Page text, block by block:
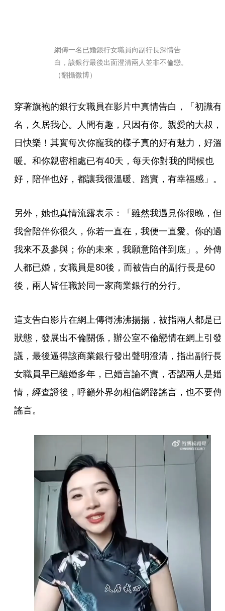
網傳一名已婚銀行女職員向副行長深情告
白，該銀行最後出面澄清兩人並非不倫戀。
（翻攝微博）
穿著旗袍的銀行女職員在影片中真情告白，「初識有
名，久居我心。人間有趣，只因有你。親愛的大叔，
日快樂！其實每次你寵我的樣子真的好有魅力，好溫
暖。和你親密相處已有40天，每天你對我的問候也
好，陪伴也好，都讓我很溫暖、踏實，有幸福感」。
另外，她也真情流露表示：「雖然我遇見你很晚，但
我會陪伴你很久，你若一直在，我便一直愛。你的過
我來不及參與；你的未來，我願意陪伴到底」。外傳
人都已婚，女職員是80後，而被告白的副行長是60
後，兩人皆任職於同一家商業銀行的分行。
這支告白影片在網上傳得沸沸揚揚，被指兩人都是已
狀態，發展出不倫關係，辦公室不倫戀情在網上引發
議，最後逼得該商業銀行發出聲明澄清，指出副行長
女職員早已離婚多年，已婚言論不實，否認兩人是婚
情，經查證後，呼籲外界勿相信網路謠言，也不要傳
謠言。